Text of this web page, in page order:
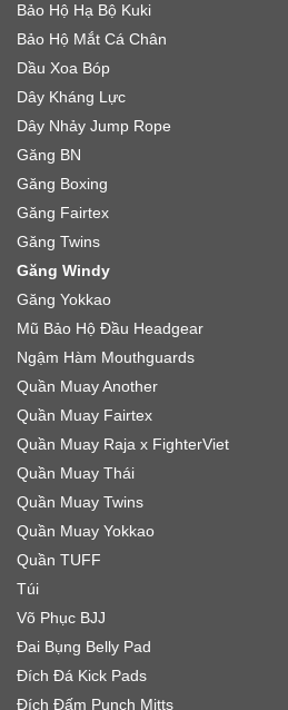
Bảo Hộ Hạ Bộ Kuki
Bảo Hộ Mắt Cá Chân
Dầu Xoa Bóp
Dây Kháng Lực
Dây Nhảy Jump Rope
Găng BN
Găng Boxing
Găng Fairtex
Găng Twins
Găng Windy
Găng Yokkao
Mũ Bảo Hộ Đầu Headgear
Ngậm Hàm Mouthguards
Quần Muay Another
Quần Muay Fairtex
Quần Muay Raja x FighterViet
Quần Muay Thái
Quần Muay Twins
Quần Muay Yokkao
Quần TUFF
Túi
Võ Phục BJJ
Đai Bụng Belly Pad
Đích Đá Kick Pads
Đích Đấm Punch Mitts